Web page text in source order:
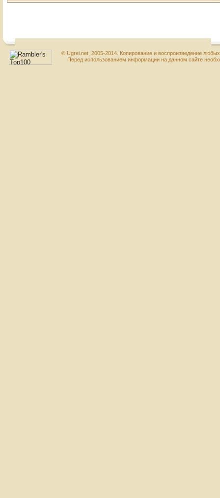
© Ugrei.net, 2005-2014. Копирование и воспроизведение
Перед использованием информации на данном сайте